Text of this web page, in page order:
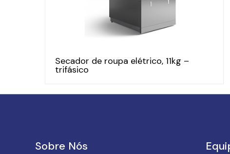
Secador de roupa elétrico, 11kg –
trifásico
Sobre Nós